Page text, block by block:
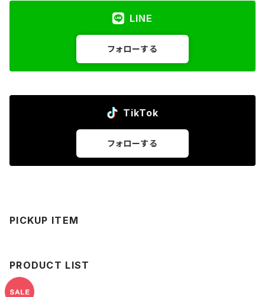
LINE
フォローする
TikTok
フォローする
PICKUP ITEM
PRODUCT LIST